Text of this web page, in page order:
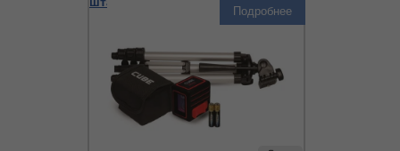
Подробнее